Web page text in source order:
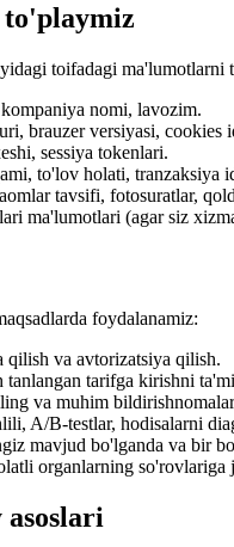
toifadagi ma'lumotlarni
nomi, lavozim.
brauzer versiyasi,
sessiya tokenlari.
to'lov holati,
tavsifi, fotosuratlar,
ma'lumotlari (agar siz
foydalanamiz:
va avtorizatsiya qilish.
tanlangan tarifga kirishni
va muhim
A/B-testlar, hodisalarni
mavjud bo'lganda va bir
organlarning so'rovlariga
asoslari